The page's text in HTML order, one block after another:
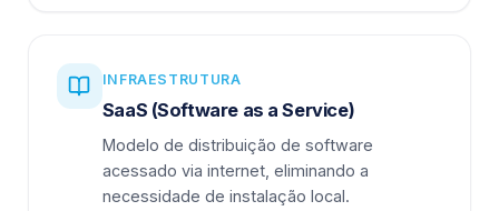
INFRAESTRUTURA
SaaS (Software as a Service)
Modelo de distribuição de software
acessado via internet, eliminando a
necessidade de instalação local.